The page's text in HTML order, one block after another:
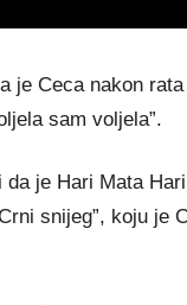
je Ceca nakon
sam voljela”.
da je Hari Mata
snijeg”, koju je